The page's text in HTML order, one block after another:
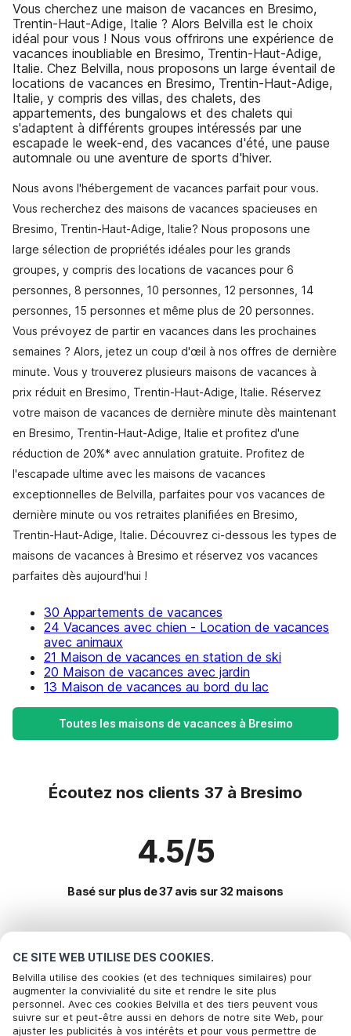
CE SITE WEB UTILISE DES COOKIES.
Belvilla utilise des cookies (et des techniques similaires) pour
augmenter la convivialité du site et rendre le site plus
personnel. Avec ces cookies Belvilla et des tiers peuvent vous
suivre sur et peut-être aussi en dehors de notre site Web, pour
ajuster les publicités à vos intérêts et pour vous permettre de
Vous cherchez une maison de vacances en Bresimo,
Trentin-Haut-Adige, Italie ? Alors Belvilla est le choix
idéal pour vous ! Nous vous offrirons une expérience de
vacances inoubliable en Bresimo, Trentin-Haut-Adige,
Italie. Chez Belvilla, nous proposons un large éventail de
locations de vacances en Bresimo, Trentin-Haut-Adige,
Italie, y compris des villas, des chalets, des
appartements, des bungalows et des chalets qui
s'adaptent à différents groupes intéressés par une
escapade le week-end, des vacances d'été, une pause
automnale ou une aventure de sports d'hiver.
Nous avons l'hébergement de vacances parfait pour vous.
Vous recherchez des maisons de vacances spacieuses en
Bresimo, Trentin-Haut-Adige, Italie? Nous proposons une
large sélection de propriétés idéales pour les grands
groupes, y compris des locations de vacances pour 6
personnes, 8 personnes, 10 personnes, 12 personnes, 14
personnes, 15 personnes et même plus de 20 personnes.
Vous prévoyez de partir en vacances dans les prochaines
semaines ? Alors, jetez un coup d'œil à nos offres de dernière
minute. Vous y trouverez plusieurs maisons de vacances à
prix réduit en Bresimo, Trentin-Haut-Adige, Italie. Réservez
votre maison de vacances de dernière minute dès maintenant
en Bresimo, Trentin-Haut-Adige, Italie et profitez d'une
réduction de 20%* avec annulation gratuite. Profitez de
l'escapade ultime avec les maisons de vacances
exceptionnelles de Belvilla, parfaites pour vos vacances de
dernière minute ou vos retraites planifiées en Bresimo,
Trentin-Haut-Adige, Italie. Découvrez ci-dessous les types de
maisons de vacances à Bresimo et réservez vos vacances
parfaites dès aujourd'hui !
30 Appartements de vacances
24 Vacances avec chien - Location de vacances
avec animaux
21 Maison de vacances en station de ski
20 Maison de vacances avec jardin
13 Maison de vacances au bord du lac
Toutes les maisons de vacances à Bresimo
Écoutez nos clients 37 à Bresimo
4.5/5
Basé sur plus de 37 avis sur 32 maisons
Destinations les plus populaires pour les
vacances
Villes offrant les meilleures commodités pour les vacances
Maison de vacances au bord du lac val-maria-pur
Appelez pour réserver